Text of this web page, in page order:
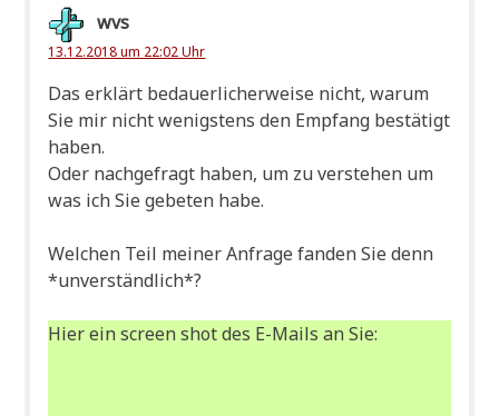
wvs
13.12.2018 um 22:02 Uhr
Das erklärt bedau­er­li­cher­wei­se nicht, war­um
Sie mir nicht wenig­stens den Emp­fang bestä­tigt
haben.
Oder nach­ge­fragt haben, um zu ver­ste­hen um
was ich Sie gebe­ten habe.
Wel­chen Teil mei­ner Anfra­ge fan­den Sie denn
*unver­ständ­lich*?
Hier ein screen shot des E-Mails an Sie: